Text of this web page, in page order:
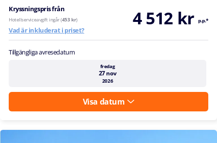
Kryssningspris från 4 512 kr p.p.*
Hotellserviceavgift ingår (453 kr)
Vad är inkluderat i priset?
Tillgängliga avresedatum
fredag
27 nov
2026
Visa datum